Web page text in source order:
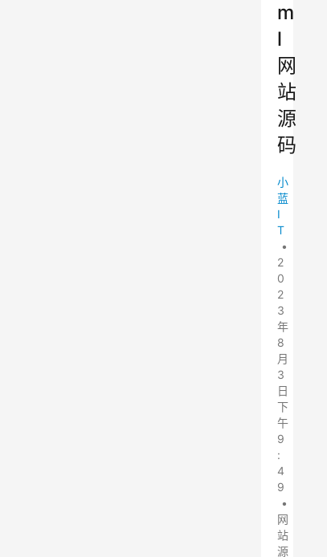
m
l
网
站
源
码
小
蓝
I
T
•
2
0
2
3
年
8
月
3
日
下
午
9
:
4
9
•
网
站
源